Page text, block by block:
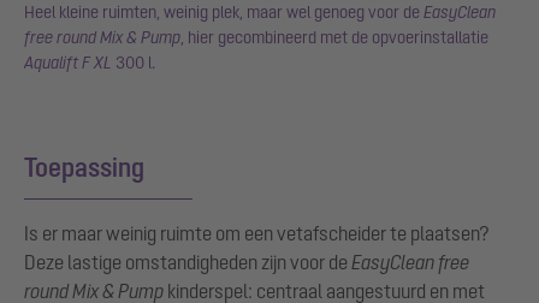
Heel kleine ruimten, weinig plek, maar wel genoeg voor deEasyClean
free round Mix & Pump , hier gecombineerd met de opvoerinstallatie
Aqualift F XL 300 l.
Toepassing
Is er maar weinig ruimte om een vetafscheider te plaatsen?
Deze lastige omstandigheden zijn voor de EasyClean free
round Mix & Pump kinderspel: centraal aangestuurd en met